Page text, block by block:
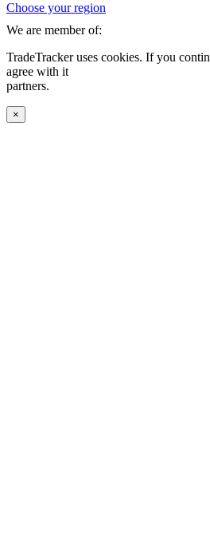
Choose your region
We are member of:
TradeTracker uses cookies. If you
agree with it
partners.
×